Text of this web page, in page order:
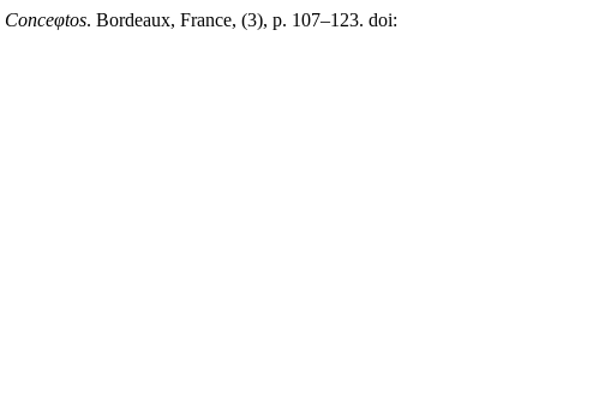
Conceφtos. Bordeaux, France, (3), p. 107–123. doi: